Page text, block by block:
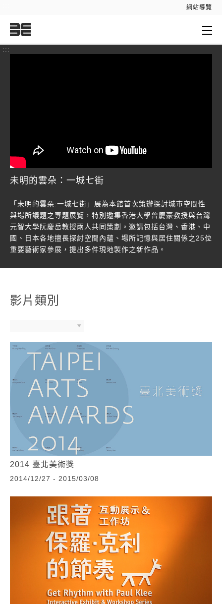
網站導覽
:::
未明的雲朵：一城七街
「未明的雲朵:一城七街」展為本館首次策辦探討城市空間性
與場所議題之專題展覽，特別邀集香港大學曾慶豪教授與台灣
元智大學阮慶岳教授兩人共同策劃。邀請包括台灣、香港、中
國、日本各地擅長探討空間內蘊、場所記憶與居住關係之25位
重要藝術家參展，提出多件現地製作之新作品。
影片類別
2014 臺北美術獎
2014/12/27 - 2015/03/08